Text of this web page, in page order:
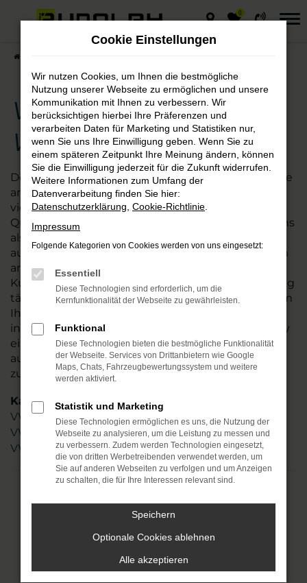
Zum
0
VW Caddy – die gute
Wahl für Erfurt
Der VW Caddy passt ebenso nach Erfurt wie in jede
andere Stadt. Kaum ein anderes Modell ist so
vielseitig und besticht zudem durch exzellente
Qualität. Wir vom Autohaus Rudolph verstehen uns
als Experten für die Fahrzeuge von VW und damit
auch den Caddy. Seit vielen Jahren sind wir zudem
an mehreren nah gelegenen Standorten für
Kundinnen und Kunden aus Erfurt und Umgebung
tätig. Mehr als 110 Mitarbeitende kümmern sich um
Ihre Belange und beraten kompetent und stets
individuell. Sie allein entscheiden, ob Ihr VW Caddy
ein Neuwagen oder ein Gebrauchter sein soll und
auch Tageszulassungen oder Jahreswagen zählen
zu unserem Portfolio. Steigen Sie ein.
Kategorie
VW Caddy Erfurt
VW Caddy Neuwagen Erfurt
VW Caddy Gebrauchtwagen Erfurt
Fehler: Network Error
Beim Laden ist ein Fehler aufgetreten.
Hier sind ein paar Tipps, die dir helfen
können:
Cookie Einstellungen
Wir nutzen Cookies, um Ihnen die bestmögliche
Nutzung unserer Webseite zu ermöglichen und unsere
Kommunikation mit Ihnen zu verbessern. Wir
berücksichtigen hierbei Ihre Präferenzen und
verarbeiten Daten für Marketing und Statistiken nur,
wenn Sie uns Ihre Einwilligung geben. Wenn Sie zu
einem späteren Zeitpunkt Ihre Meinung ändern, können
Sie die Einwilligung jederzeit für die Zukunft widerrufen.
Weitere Informationen zum Umfang der
Datenverarbeitung finden Sie hier:
Datenschutzerklärung Cookie-Richtlinie
Impressum
Folgende Kategorien von Cookies werden von uns eingesetzt:
Essentiell
Diese Technologien sind erforderlich, um die
Kernfunktionalität der Webseite zu gewährleisten.
Funktional
Diese Technologien bieten die bestmögliche Funktionalität
der Webseite. Services von Drittanbietern wie Google
Maps, Chats, Fahrzeugbewertungssystem und weitere
werden aktiviert.
Statistik und Marketing
Diese Technologien ermöglichen es uns, die Nutzung der
Webseite zu analysieren, um die Leistung zu messen und
zu verbessern. Zudem werden Technologien eingesetzt,
die von dritten Werbetreibenden verwendet werden, um
Sie auf anderen Webseiten zu verfolgen und um Anzeigen
zu schalten, die für Ihre Interessen relevant sind.
Speichern
Optionale Cookies ablehnen
Alle akzeptieren